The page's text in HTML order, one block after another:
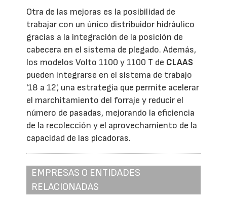
Otra de las mejoras es la posibilidad de
trabajar con un único distribuidor hidráulico
gracias a la integración de la posición de
cabecera en el sistema de plegado. Además,
los modelos Volto 1100 y 1100 T de CLAAS
pueden integrarse en el sistema de trabajo
'18 a 12', una estrategia que permite acelerar
el marchitamiento del forraje y reducir el
número de pasadas, mejorando la eficiencia
de la recolección y el aprovechamiento de la
capacidad de las picadoras.
EMPRESAS O ENTIDADES
RELACIONADAS